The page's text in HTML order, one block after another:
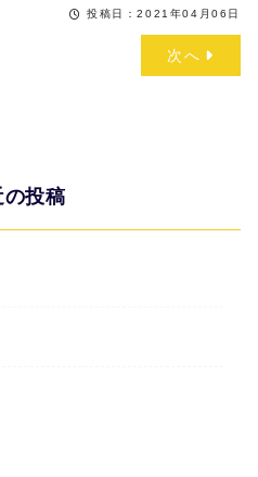
投稿日：2021年04月06日
次へ
の投稿